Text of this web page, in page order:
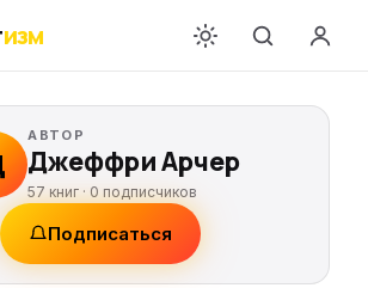
изм
АВТОР
Джеффри Арчер
57 книг ·0 подписчиков
Подписаться